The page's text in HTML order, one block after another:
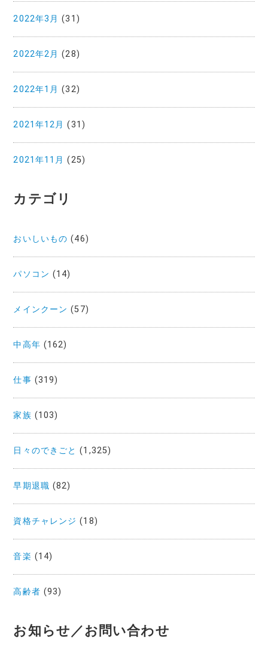
2022年3月 (31)
2022年2月 (28)
2022年1月 (32)
2021年12月 (31)
2021年11月 (25)
カテゴリ
おいしいもの (46)
パソコン (14)
メインクーン (57)
中高年 (162)
仕事 (319)
家族 (103)
日々のできごと (1,325)
早期退職 (82)
資格チャレンジ (18)
音楽 (14)
高齢者 (93)
お知らせ／お問い合わせ